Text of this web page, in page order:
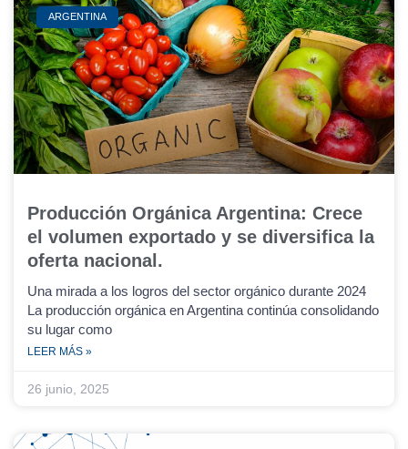
ARGENTINA
Producción Orgánica Argentina: Crece
el volumen exportado y se diversifica la
oferta nacional.
Una mirada a los logros del sector orgánico durante 2024
La producción orgánica en Argentina continúa consolidando
su lugar como
LEER MÁS »
26 junio, 2025